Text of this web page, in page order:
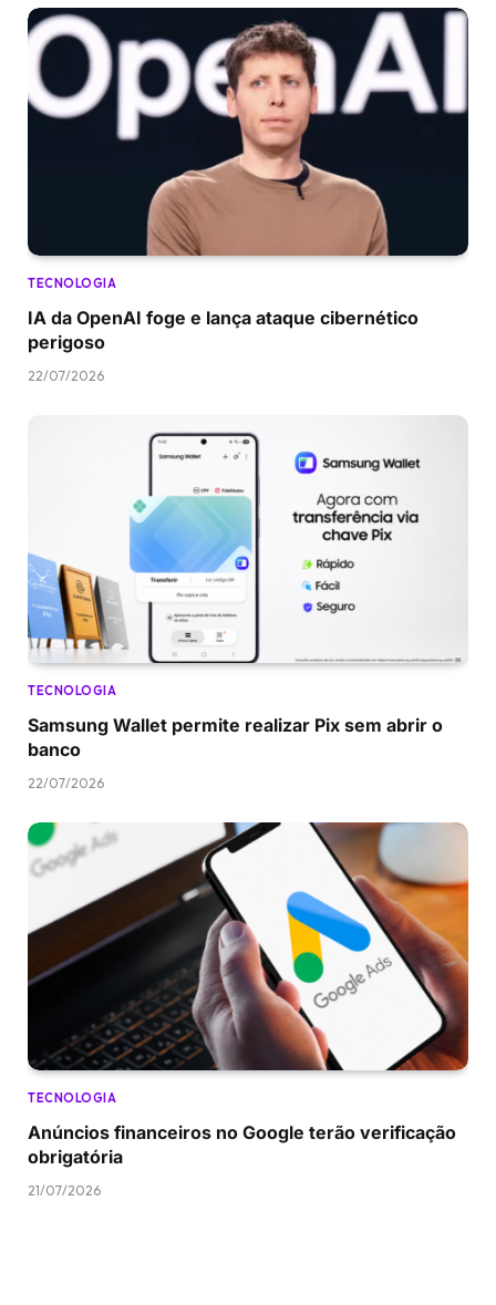
TECNOLOGIA
IA da OpenAI foge e lança ataque cibernético
perigoso
22/07/2026
TECNOLOGIA
Samsung Wallet permite realizar Pix sem abrir o
banco
22/07/2026
TECNOLOGIA
Anúncios financeiros no Google terão verificação
obrigatória
21/07/2026